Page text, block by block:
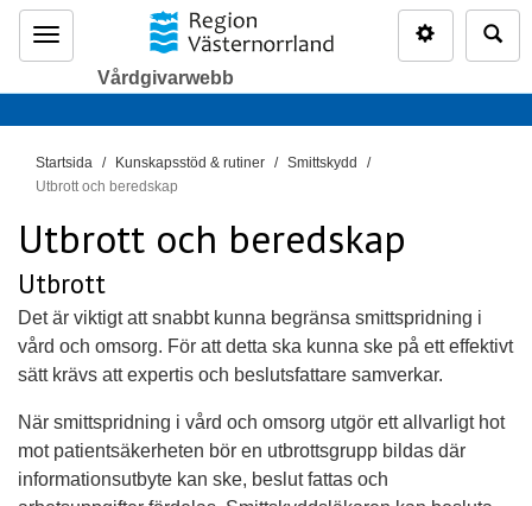
Meny
Vårdgivarwebb
D
u
ä
r
h
ä
r
:
Startsida Kunskapsstöd & rutiner
Smittskydd
Utbrott och beredskap
Utbrott och beredskap
Utbrott
Det är viktigt att snabbt kunna begränsa smittspridning i
vård och omsorg. För att detta ska kunna ske på ett effektivt
sätt krävs att expertis och beslutsfattare samverkar.
När smittspridning i vård och omsorg utgör ett allvarligt hot
mot patientsäkerheten bör en utbrottsgrupp bildas där
informationsutbyte kan ske, beslut fattas och